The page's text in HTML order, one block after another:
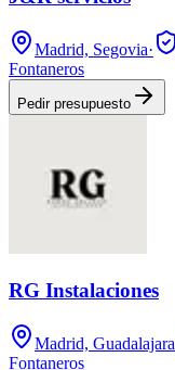
Madrid, Segovia·
Fontaneros
Pedir presupuesto
RG Instalaciones
Madrid, Guadalajara
Fontaneros